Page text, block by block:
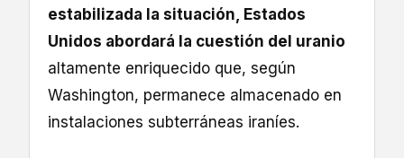
estabilizada la situación, Estados
Unidos abordará la cuestión del uranio
altamente enriquecido que, según
Washington, permanece almacenado en
instalaciones subterráneas iraníes.